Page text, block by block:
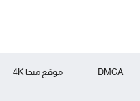
موقع ميجا 4K DMCA